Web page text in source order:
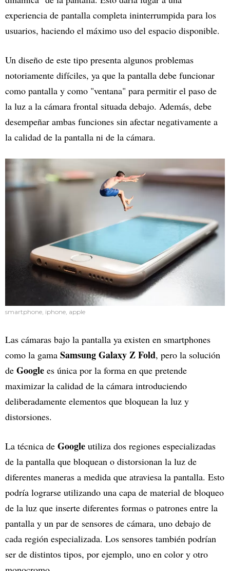
experiencia de pantalla completa ininterrumpida para los
usuarios, haciendo el máximo uso del espacio disponible.
Un diseño de este tipo presenta algunos problemas
notoriamente difíciles, ya que la pantalla debe funcionar
como pantalla y como "ventana" para permitir el paso de
la luz a la cámara frontal situada debajo. Además, debe
desempeñar ambas funciones sin afectar negativamente a
la calidad de la pantalla ni de la cámara.
smartphone, iphone, apple
Las cámaras bajo la pantalla ya existen en smartphones
como la gama Samsung Galaxy Z Fold, pero la solución
de Google es única por la forma en que pretende
maximizar la calidad de la cámara introduciendo
deliberadamente elementos que bloquean la luz y
distorsiones.
La técnica de Google utiliza dos regiones especializadas
de la pantalla que bloquean o distorsionan la luz de
diferentes maneras a medida que atraviesa la pantalla. Esto
podría lograrse utilizando una capa de material de bloqueo
de la luz que inserte diferentes formas o patrones entre la
pantalla y un par de sensores de cámara, uno debajo de
cada región especializada. Los sensores también podrían
ser de distintos tipos, por ejemplo, uno en color y otro